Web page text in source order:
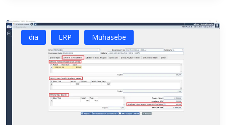
dia ERP Muhasebe